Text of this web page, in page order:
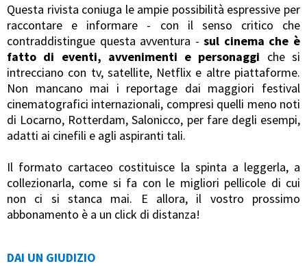
Questa rivista coniuga le ampie possibilità espressive per
raccontare e informare - con il senso critico che
contraddistingue questa avventura -sul cinema che è
fatto di eventi, avvenimenti e personaggi che si
intrecciano con tv, satellite, Netflix e altre piattaforme.
Non mancano mai i reportage dai maggiori festival
cinematografici internazionali, compresi quelli meno noti
di Locarno, Rotterdam, Salonicco, per fare degli esempi,
adatti ai cinefili e agli aspiranti tali.
Il formato cartaceo costituisce la spinta a leggerla, a
collezionarla, come si fa con le migliori pellicole di cui
non ci si stanca mai. E allora, il vostro prossimo
abbonamento è a un click di distanza!
DAI UN GIUDIZIO